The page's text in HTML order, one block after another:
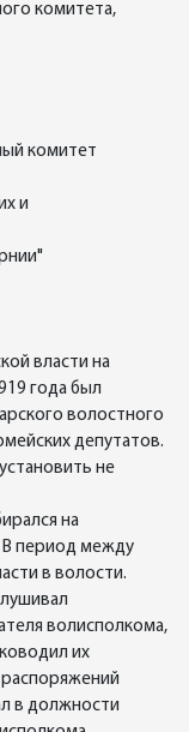
комитета,
комитет
и
власти на
года был
волостного
депутатов.
не
на
В период между
в волости.
волисполкома,
их
в должности